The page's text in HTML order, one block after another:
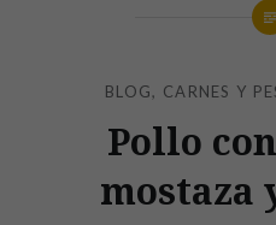
BLOG, CARNES Y
Pollo
mostaza